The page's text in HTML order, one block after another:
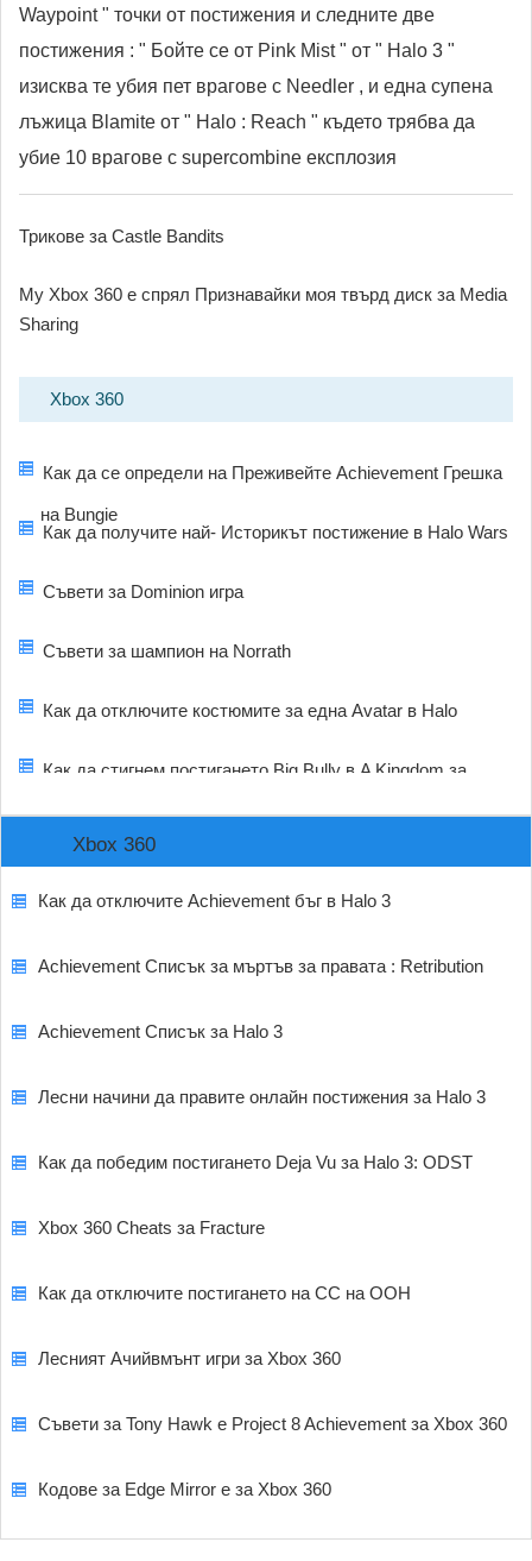
Waypoint " точки от постижения и следните две
постижения : " Бойте се от Pink Mist " от " Halo 3 "
изисква те убия пет врагове с Needler , и една супена
лъжица Blamite от " Halo : Reach " където трябва да
убие 10 врагове с supercombine експлозия
Трикове за Castle Bandits
My Xbox 360 е спрял Признавайки моя твърд диск за Media
Sharing
Xbox 360
Как да се определи на Преживейте Achievement Грешка
на Bungie
Как да получите най- Историкът постижение в Halo Wars
Съвети за Dominion игра
Съвети за шампион на Norrath
Как да отключите костюмите за една Avatar в Halo
Как да стигнем постигането Big Bully в A Kingdom за
Keflings
Xbox 360
Как да отключите Achievement бъг в Halo 3
Achievement Списък за мъртъв за правата : Retribution
Achievement Списък за Halo 3
Лесни начини да правите онлайн постижения за Halo 3
Как да победим постигането Deja Vu за Halo 3: ODST
Xbox 360 Cheats за Fracture
Как да отключите постигането на СС на ООН
Лесният Ачийвмънт игри за Xbox 360
Съвети за Tony Hawk е Project 8 Achievement за Xbox 360
Кодове за Edge Mirror е за Xbox 360